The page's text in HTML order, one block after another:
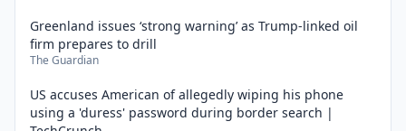
Greenland issues ‘strong warning’ as Trump-linked oil
firm prepares to drill
The Guardian
US accuses American of allegedly wiping his phone
using a 'duress' password during border search |